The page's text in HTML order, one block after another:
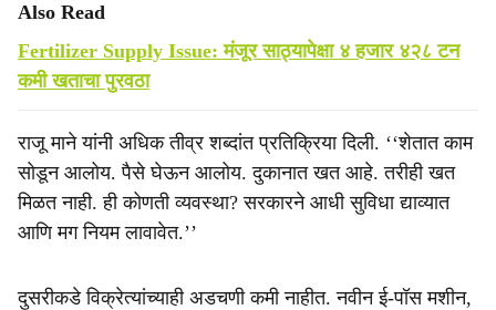
Also Read
Fertilizer Supply Issue: मंजूर साठ्यापेक्षा ४ हजार ४२८ टन
कमी खताचा पुरवठा
राजू माने यांनी अधिक तीव्र शब्दांत प्रतिक्रिया दिली. ‘‘शेतात काम
सोडून आलोय. पैसे घेऊन आलोय. दुकानात खत आहे. तरीही खत
मिळत नाही. ही कोणती व्यवस्था? सरकारने आधी सुविधा द्याव्यात
आणि मग नियम लावावेत.’’
दुसरीकडे विक्रेत्यांच्याही अडचणी कमी नाहीत. नवीन ई-पॉस मशीन,